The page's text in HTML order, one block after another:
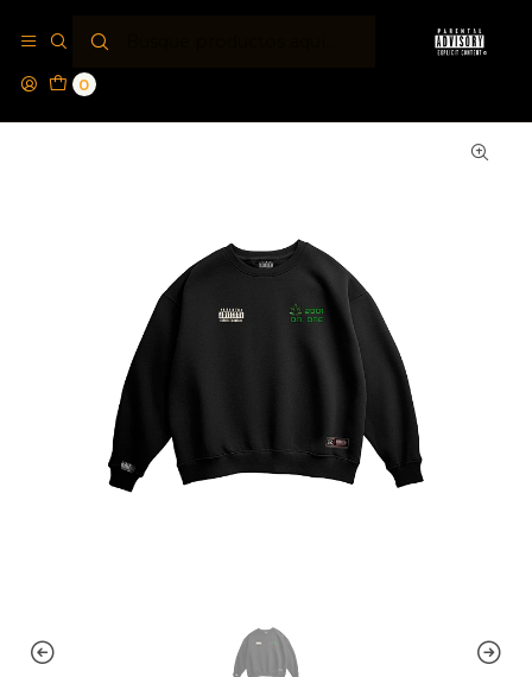
0
Polerón Crewneck Regular Parental Advisory® Special
Dr Dre Edition